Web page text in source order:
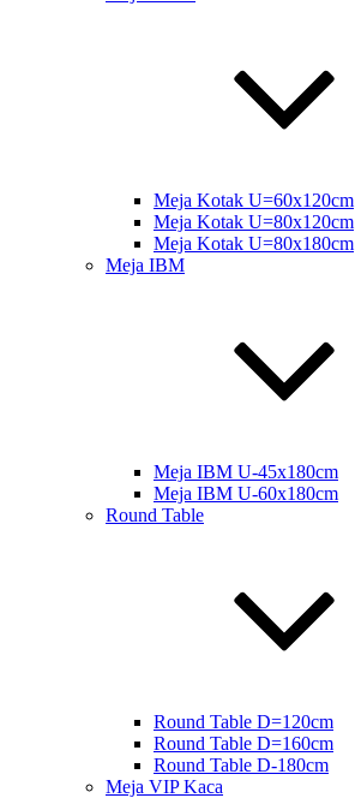
Meja Kotak U=60x120cm
Meja Kotak U=80x120cm
Meja Kotak U=80x180cm
Meja IBM
Meja IBM U-45x180cm
Meja IBM U-60x180cm
Round Table
Round Table D=120cm
Round Table D=160cm
Round Table D-180cm
Meja VIP Kaca